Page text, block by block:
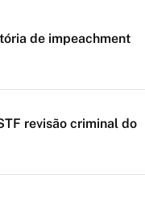
de impeachment
revisão criminal do